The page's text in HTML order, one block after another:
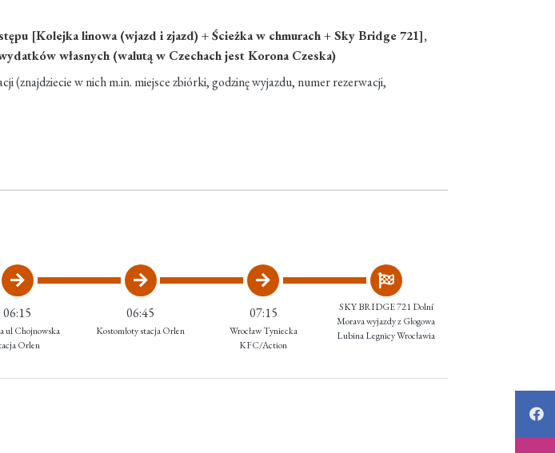
[Kolejka linowa (wjazd i zjazd) + Ścieżka w chmurach + Sky Bridge 721],
własnych (walutą w Czechach jest Korona Czeska)
(znajdziecie w nich m.in. miejsce zbiórki, godzinę wyjazdu, numer rezerwacji,
06:15
ul Chojnowska
Orlen
06:45
Kostomłoty stacja Orlen
07:15
Wrocław Tyniecka
KFC/Action
SKY BRIDGE 721 Dolní
Morava wyjazdy z Głogowa
Lubina Legnicy Wrocławia